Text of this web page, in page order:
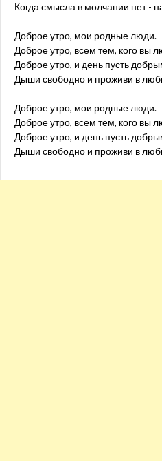
Когда смысла в молчании нет -
Доброе утро, мои родные люди.
Доброе утро, всем тем, кого вы
Доброе утро, и день пусть
Дыши свободно и проживи в
Доброе утро, мои родные люди.
Доброе утро, всем тем, кого вы
Доброе утро, и день пусть
Дыши свободно и проживи в